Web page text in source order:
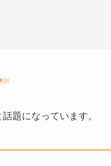
話題になっています。